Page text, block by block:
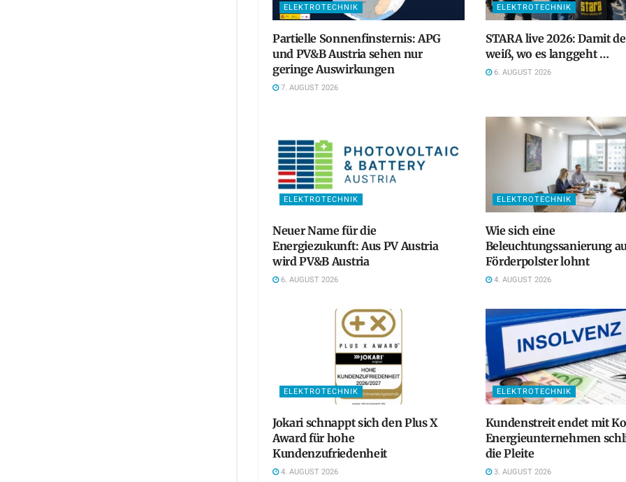
ELEKTROTECHNIK
Partielle Sonnenfinsternis: APG
und PV&B Austria sehen nur
geringe Auswirkungen
7. AUGUST 2026
ELEKTROTECHNIK
STARA live 2026: Damit
weiß, wo es langgeht …
6. AUGUST 2026
ELEKTROTECHNIK
Neuer Name für die
Energiezukunft: Aus PV Austria
wird PV&B Austria
6. AUGUST 2026
ELEKTROTECHNIK
Wie sich eine
Beleuchtungssanierung
Förderpolster lohnt
4. AUGUST 2026
ELEKTROTECHNIK
Jokari schnappt sich den Plus X
Award für hohe
Kundenzufriedenheit
4. AUGUST 2026
ELEKTROTECHNIK
Kundenstreit endet mit
Energieunternehmen
die Pleite
3. AUGUST 2026